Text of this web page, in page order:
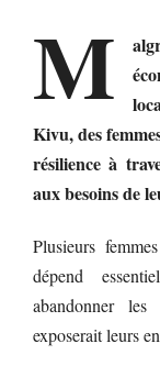
M
Kivu, des
résilience à
aux besoins de
Plusieurs
dépend
abandonner
exposerait leurs